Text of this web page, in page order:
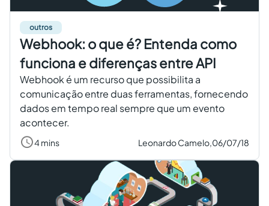
outros
Webhook: o que é? Entenda como
funciona e diferenças entre API
Webhook é um recurso que possibilita a
comunicação entre duas ferramentas, fornecendo
dados em tempo real sempre que um evento
acontecer.
4 mins Leonardo Camelo,06/07/18